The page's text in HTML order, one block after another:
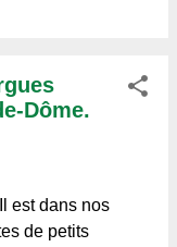
Dôme.
est dans nos
de petits